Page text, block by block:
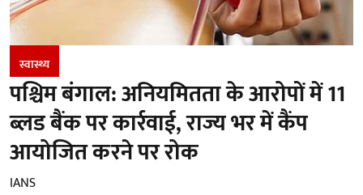
स्वास्थ्य
पश्चिम बंगाल: अनियमितता के आरोपों में 11
ब्लड बैंक पर कार्रवाई, राज्य भर में कैंप
आयोजित करने पर रोक
IANS